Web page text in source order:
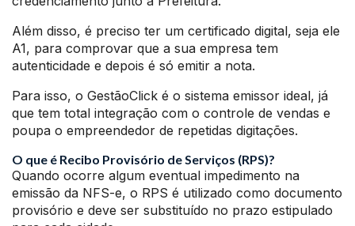
Além disso, é preciso ter um certificado digital, seja ele
A1, para comprovar que a sua empresa tem
autenticidade e depois é só emitir a nota.
Para isso, o GestãoClick é o sistema emissor ideal, já
que tem total integração com o controle de vendas e
poupa o empreendedor de repetidas digitações.
O que é Recibo Provisório de Serviços (RPS)?
Quando ocorre algum eventual impedimento na
emissão da NFS-e, o RPS é utilizado como documento
provisório e deve ser substituído no prazo estipulado